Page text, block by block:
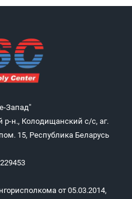
Запад"
р-н., Колодищанский с/с, аг.
15, Республика Беларусь
от 05.03.2014,